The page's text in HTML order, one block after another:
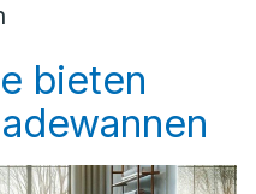
bieten